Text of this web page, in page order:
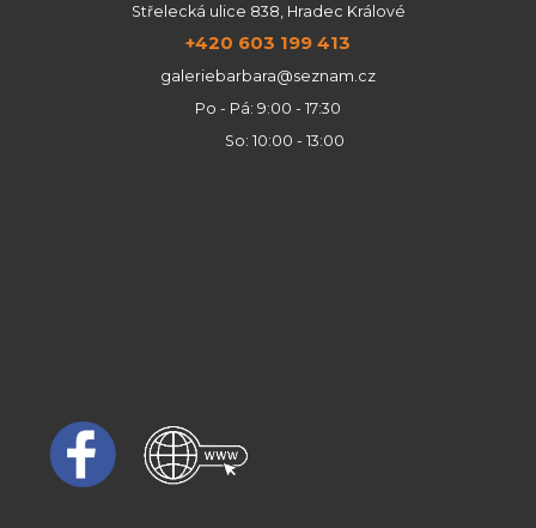
Střelecká ulice 838, Hradec Králové
+420 603 199 413
galeriebarbara@seznam.cz
Po - Pá: 9:00 - 17:30
So: 10:00 - 13:00